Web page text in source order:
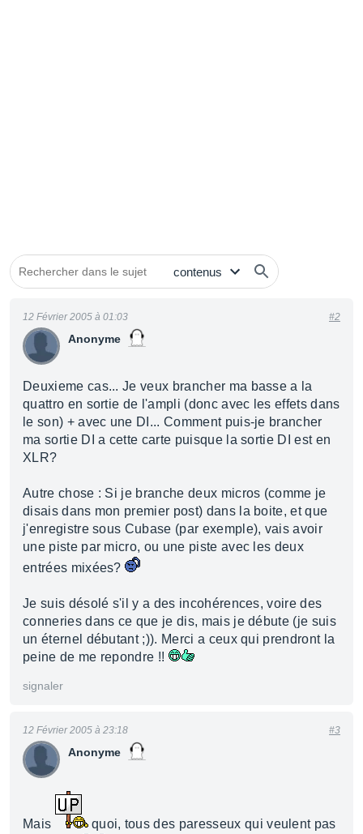
Anonyme
12 Février 2005 à 01:03 #2
Deuxieme cas... Je veux brancher ma basse a la
quattro en sortie de l'ampli (donc avec les effets dans
le son) + avec une DI... Comment puis-je brancher
ma sortie DI a cette carte puisque la sortie DI est en
XLR?
Autre chose : Si je branche deux micros (comme je
disais dans mon premier post) dans la boite, et que
j'enregistre sous Cubase (par exemple), vais avoir
une piste par micro, ou une piste avec les deux
entrées mixées?
Je suis désolé s'il y a des incohérences, voire des
conneries dans ce que je dis, mais je débute (je suis
un éternel débutant ;)). Merci a ceux qui prendront la
peine de me repondre !!
signaler
Anonyme
12 Février 2005 à 23:18 #3
Mais
quoi, tous des paresseux qui veulent pas